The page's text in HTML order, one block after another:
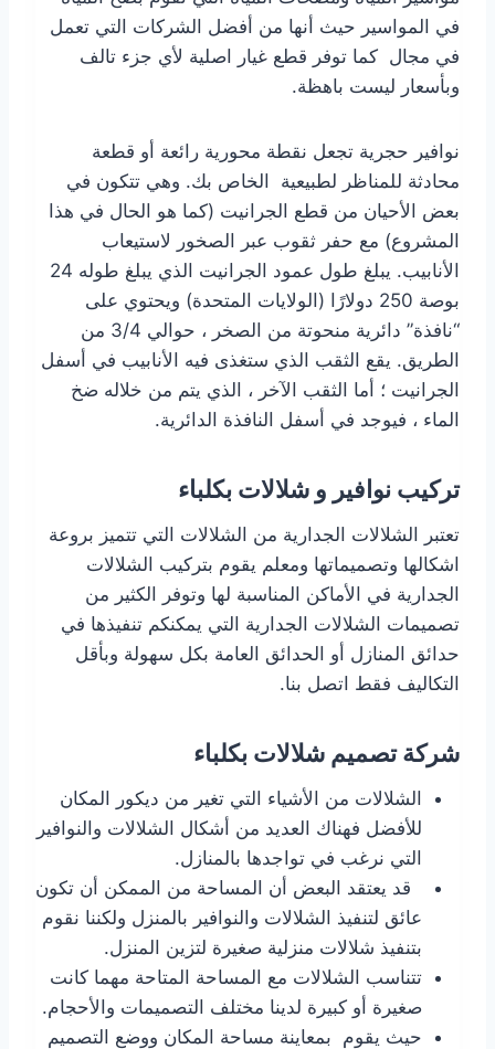
في المواسير حيث أنها من أفضل الشركات التي تعمل
في مجال كما توفر قطع غيار اصلية لأي جزء تالف
وبأسعار ليست باهظة.
نوافير حجرية تجعل نقطة محورية رائعة أو قطعة
محادثة للمناظر لطبيعية الخاص بك. وهي تتكون في
بعض الأحيان من قطع الجرانيت (كما هو الحال في هذا
المشروع) مع حفر ثقوب عبر الصخور لاستيعاب
الأنابيب. يبلغ طول عمود الجرانيت الذي يبلغ طوله 24
بوصة 250 دولارًا (الولايات المتحدة) ويحتوي على
“نافذة” دائرية منحوتة من الصخر ، حوالي 3/4 من
الطريق. يقع الثقب الذي ستغذى فيه الأنابيب في أسفل
الجرانيت ؛ أما الثقب الآخر ، الذي يتم من خلاله ضخ
الماء ، فيوجد في أسفل النافذة الدائرية.
تركيب نوافير و شلالات بكلباء
تعتبر الشلالات الجدارية من الشلالات التي تتميز بروعة
اشكالها وتصميماتها ومعلم يقوم بتركيب الشلالات
الجدارية في الأماكن المناسبة لها وتوفر الكثير من
تصميمات الشلالات الجدارية التي يمكنكم تنفيذها في
حدائق المنازل أو الحدائق العامة بكل سهولة وبأقل
التكاليف فقط اتصل بنا.
شركة تصميم شلالات بكلباء
الشلالات من الأشياء التي تغير من ديكور المكان
للأفضل فهناك العديد من أشكال الشلالات والنوافير
التي نرغب في تواجدها بالمنازل.
قد يعتقد البعض أن المساحة من الممكن أن تكون
عائق لتنفيذ الشلالات والنوافير بالمنزل ولكننا نقوم
بتنفيذ شلالات منزلية صغيرة لتزين المنزل.
تتناسب الشلالات مع المساحة المتاحة مهما كانت
صغيرة أو كبيرة لدينا مختلف التصميمات والأحجام.
حيث يقوم بمعاينة مساحة المكان ووضع التصميم